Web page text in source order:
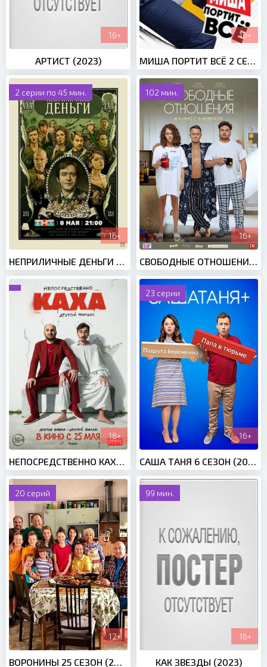
16+
АРТИСТ (2023)
16+
МИША ПОРТИТ ВСЁ 2 СЕЗОН (2021)
2 серии по 45 мин.
16+
102 мин.
16+
18+
НЕПОСРЕДСТВЕННО КАХА. ДРУГОЙ ФИЛЬМ (2023)
23 серии
16+
САША ТАНЯ 6 СЕЗОН (2021)
20 серий
12+
ВОРОНИНЫ 25 СЕЗОН (2021)
99 мин.
16+
КАК ЗВЕЗДЫ (2023)